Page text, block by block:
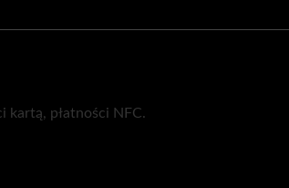
kartą, płatności NFC.